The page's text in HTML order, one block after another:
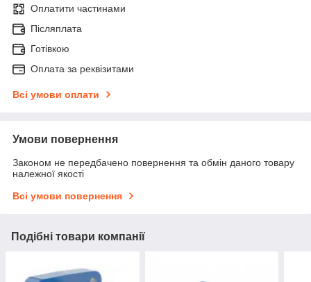
Оплатити частинами
Післяплата
Готівкою
Оплата за реквізитами
Всі умови оплати
Умови повернення
Законом не передбачено повернення та обмін даного товару
належної якості
Всі умови повернення
Подібні товари компанії